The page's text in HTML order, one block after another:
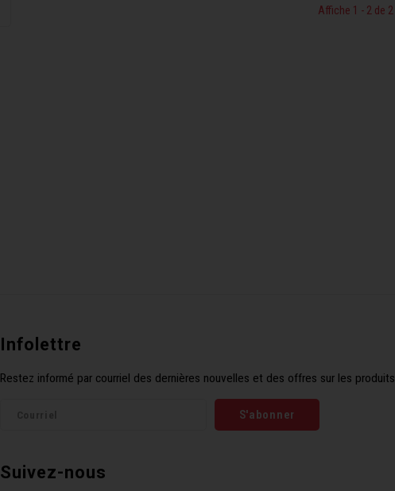
Affiche 1 - 2 de 2
Infolettre
Restez informé par courriel des dernières nouvelles et des offres sur les produits
S'abonner
Suivez-nous